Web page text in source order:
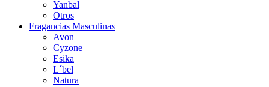
Yanbal
Otros
Fragancias Masculinas
Avon
Cyzone
Esika
L´bel
Natura